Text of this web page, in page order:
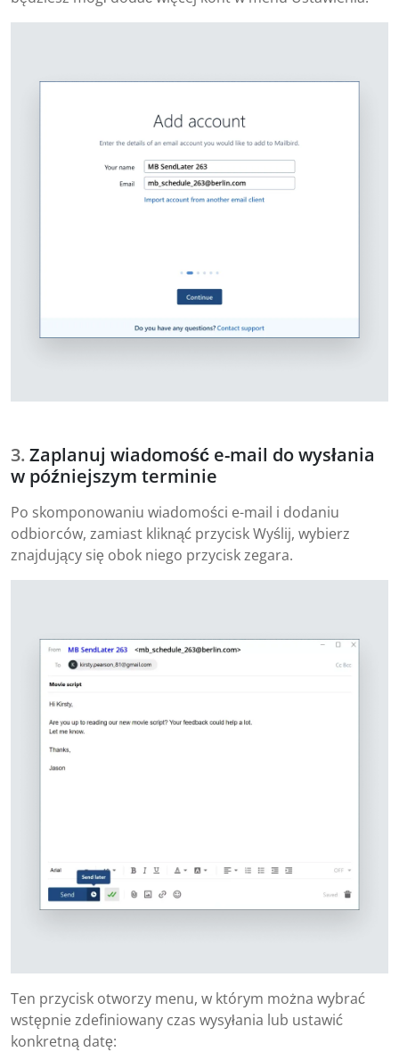
Zaplanuj wiadomość e-mail do wysłania
w późniejszym terminie
Po skomponowaniu wiadomości e-mail i dodaniu
odbiorców, zamiast kliknąć przycisk Wyślij, wybierz
znajdujący się obok niego przycisk zegara.
Ten przycisk otworzy menu, w którym można wybrać
wstępnie zdefiniowany czas wysyłania lub ustawić
konkretną datę: